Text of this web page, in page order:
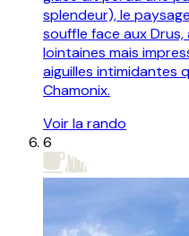
splendeur), le
souffle face aux
lointaines mais
aiguilles intimidantes
Chamonix.
Voir la rando
6